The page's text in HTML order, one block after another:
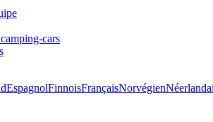
cars
EspagnolFinnoisFrançaisNorvégien